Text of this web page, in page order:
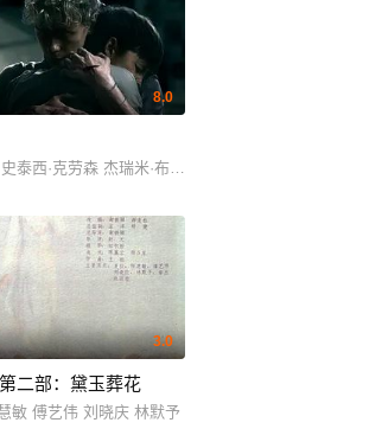
8.0
泰西·克劳森 杰瑞米·布莱维特 伊文·莱斯利 尼古拉斯·
3.0
二部：黛玉葬花
敏 傅艺伟 刘晓庆 林默予